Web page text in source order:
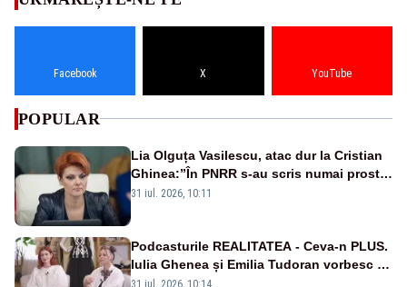
Facebook X YouTube
POPULAR
Lia Olguța Vasilescu, atac dur la Cristian
Ghinea:”În PNRR s-au scris numai prostii.
Este o negociere proastă pe care a făcut-
31 iul. 2026, 10:11
Podcasturile REALITATEA - Ceva-n PLUS.
Iulia Ghenea și Emilia Tudoran vorbesc în
premieră la Realitatea Plus - VIDEO
31 iul. 2026, 10:14